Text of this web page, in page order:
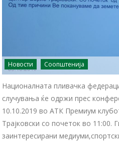
Новости Соопштенија
Националната пливачка
случувања ќе одржи прес
10.10.2019 во АТК Премиум
Трајковски со почеток во 11:00.
заинтересирани